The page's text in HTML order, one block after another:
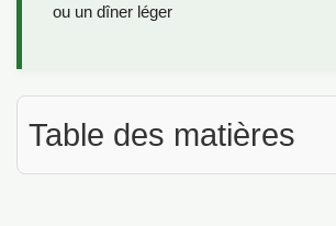
ou un dîner léger
Table des matières